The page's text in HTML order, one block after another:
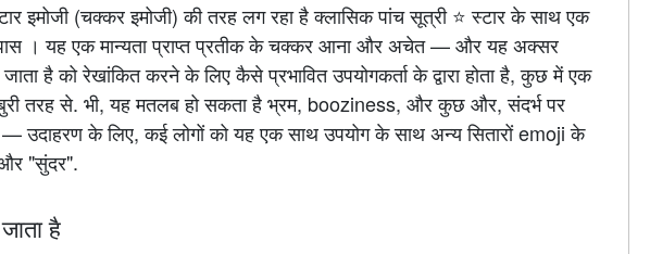
इमोजी (चक्कर इमोजी) की तरह लग रहा है क्लासिक पांच सूत्री ⭐ स्टार के साथ एक
। यह एक मान्यता प्राप्त प्रतीक के चक्कर आना और अचेत — और यह अक्सर
है को रेखांकित करने के लिए कैसे प्रभावित उपयोगकर्ता के द्वारा होता है, कुछ में एक
तरह से. भी, यह मतलब हो सकता है भ्रम, booziness, और कुछ और, संदर्भ पर
— उदाहरण के लिए, कई लोगों को यह एक साथ उपयोग के साथ अन्य सितारों emoji के
"सुंदर".
है